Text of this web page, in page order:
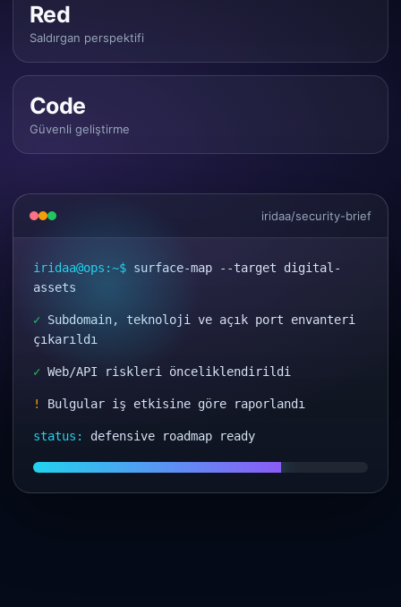
Red
Saldırgan perspektifi
Code
Güvenli geliştirme
iridaa/security-brief
iridaa@ops:~$ surface-map --target digital-
assets
✓ Subdomain, teknoloji ve açık port envanteri
çıkarıldı
✓ Web/API riskleri önceliklendirildi
! Bulgular iş etkisine göre raporlandı
status: defensive roadmap ready